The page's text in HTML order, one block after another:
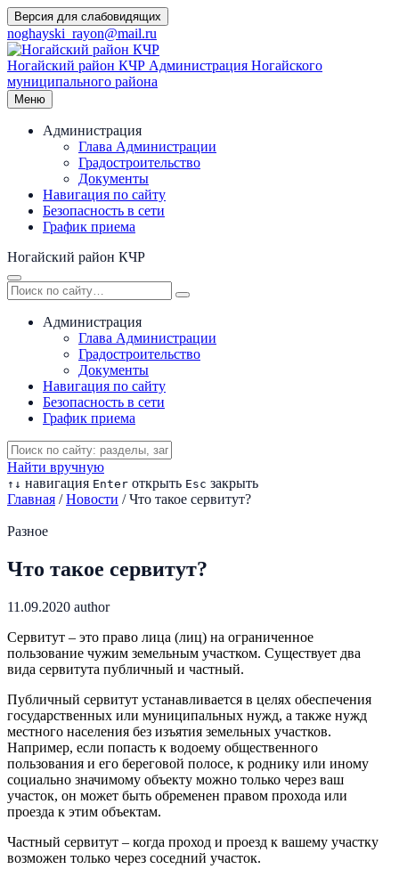
Перейти
к
содержимому
Версия для слабовидящих
noghayski_rayon@mail.ru
Ногайский район КЧР Администрация Ногайского
муниципального района
Меню
Администрация
Глава Администрации
Градостроительство
Документы
Навигация по сайту
Безопасность в сети
График приема
Ногайский район КЧР
Администрация
Глава Администрации
Градостроительство
Документы
Навигация по сайту
Безопасность в сети
График приема
Найти вручную
↑ ↓ навигация Enter открыть Esc закрыть
Главная / Новости / Что такое сервитут?
Разное
Что такое сервитут?
11.09.2020 author
Сервитут – это право лица (лиц) на ограниченное
пользование чужим земельным участком. Существует два
вида сервитута публичный и частный.
Публичный сервитут устанавливается в целях обеспечения
государственных или муниципальных нужд, а также нужд
местного населения без изъятия земельных участков.
Например, если попасть к водоему общественного
пользования и его береговой полосе, к роднику или иному
социально значимому объекту можно только через ваш
участок, он может быть обременен правом прохода или
проезда к этим объектам.
Частный сервитут – когда проход и проезд к вашему участку
возможен только через соседний участок.